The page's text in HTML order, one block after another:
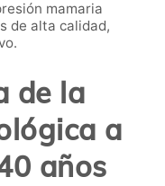
mamaria
de alta calidad,
de la
a
años